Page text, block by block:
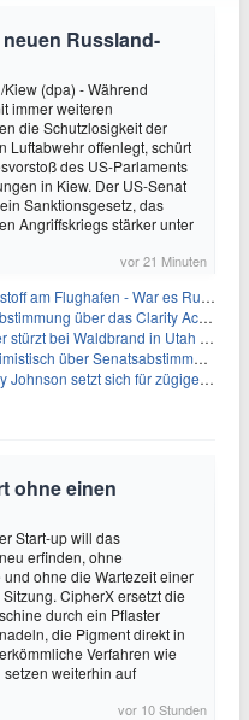
Russland-
(dpa) - Während
immer weiteren
die Schutzlosigkeit der
Luftabwehr offenlegt, schürt
des US-Parlaments
in Kiew. Der US-Senat
Sanktionsgesetz, das
Angriffskriegs stärker unter
vor 21 Minuten
am Flughafen - War es Russland?
Auswirkungen auf Unternehmen und das Vertrauen der Investoren
bei Waldbrand in Utah ab
angesichts von Finanzierungsbedenken
Regierungsfinanzierung angesichts von Shutdown-Risiken ein
ohne einen
Start-up will das
erfinden, ohne
und ohne die Wartezeit einer
CipherX ersetzt die
durch ein Pflaster
die Pigment direkt in
Verfahren wie
weiterhin auf
vor 10 Stunden